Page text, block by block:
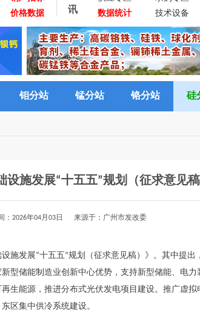
价格数据 讯
数据统计
技术设备
钼分站 锰分站 铬分站 硅
设施发展“十五五”规划（征求意见稿
：2026年04月03日 来源于：广州市发改委
施发展“十五五”规划（征求意见稿）》。其中提出
型储能制造业创新中心优势，支持新型储能、电
生能源，推进分布式光伏发电项目建设。推广虚
区集中供冷系统建设。